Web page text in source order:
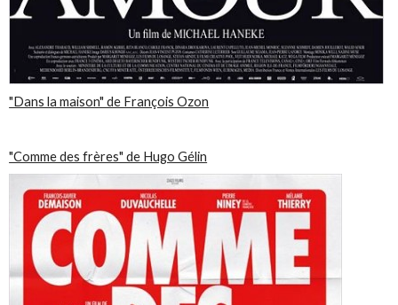
"Dans la maison" de François Ozon
"Comme des frères" de Hugo Gélin